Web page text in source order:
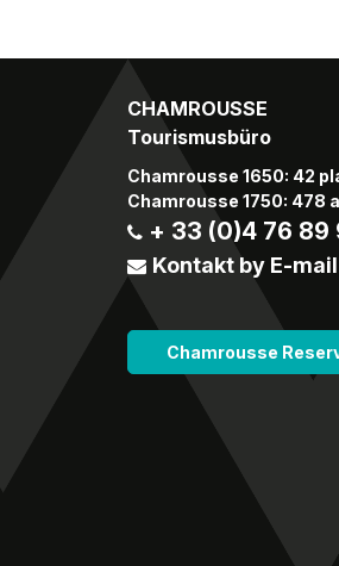
CHAMROUSSE
Tourismusbüro
Chamrousse 1650: 42
Chamrousse 1750: 478
+ 33 (0)4 76 89
Kontakt by E-mail
Chamrousse